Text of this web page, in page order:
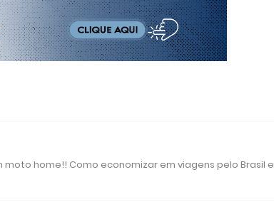
home!! Como economizar em viagens pelo Brasil e